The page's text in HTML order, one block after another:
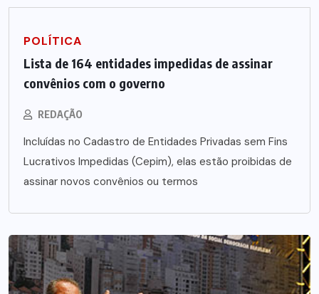
POLÍTICA
Lista de 164 entidades impedidas de assinar
convênios com o governo
REDAÇÃO
Incluídas no Cadastro de Entidades Privadas sem Fins
Lucrativos Impedidas (Cepim), elas estão proibidas de
assinar novos convênios ou termos